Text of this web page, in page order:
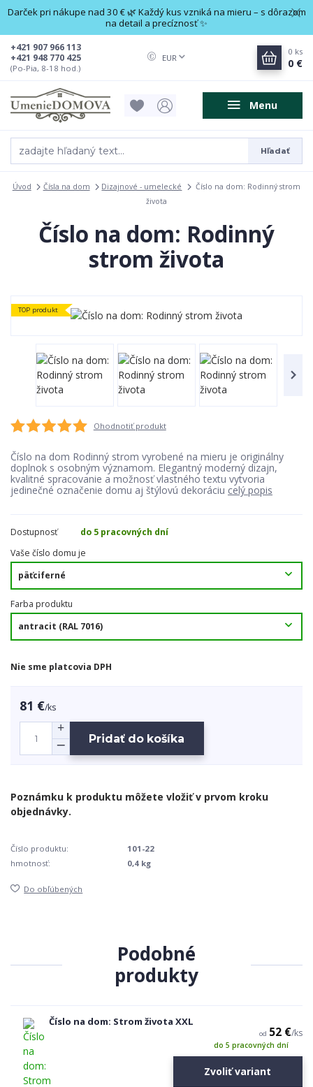
Darček pri nákupe nad 30 € 🌿 Každý kus vzniká na mieru – s dôrazom
na detail a precíznosť ✨
Menu
EUR
Hľadať
+421 948 770 425
+421 907 966 113
(Po-Pia, 8-18 hod.)
0 ks
0 €
Úvod Čísla na dom Dizajnové - umelecké
Číslo na dom: Rodinný strom
života
Číslo na dom: Rodinný
strom života
TOP produkt
Ohodnotiť produkt
Číslo na dom Rodinný strom vyrobené na mieru je originálny
doplnok s osobným významom. Elegantný moderný dizajn,
kvalitné spracovanie a možnosť vlastného textu vytvoria
jedinečné označenie domu aj štýlovú dekoráciu celý popis
Dostupnosť
do 5 pracovných dní
Vaše číslo domu je
Farba produktu
Nie sme platcovia DPH
81 €/ks
Pridať do košíka
Číslo produktu:
101-22
hmotnosť:
0,4 kg
Do obľúbených
Podobné
produkty
Číslo na dom: Strom života XXL
od 52 €/ks
do 5 pracovných dní
Zvoliť variant